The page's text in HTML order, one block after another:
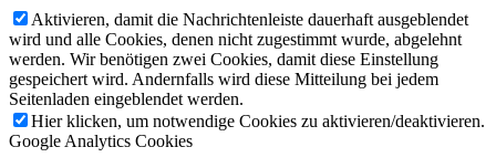
Aktivieren, damit die Nachrichtenleiste dauerhaft ausgeblendet
wird und alle Cookies, denen nicht zugestimmt wurde, abgelehnt
werden. Wir benötigen zwei Cookies, damit diese Einstellung
gespeichert wird. Andernfalls wird diese Mitteilung bei jedem
Seitenladen eingeblendet werden.
Hier klicken, um notwendige Cookies zu aktivieren/deaktivieren.
Google Analytics Cookies